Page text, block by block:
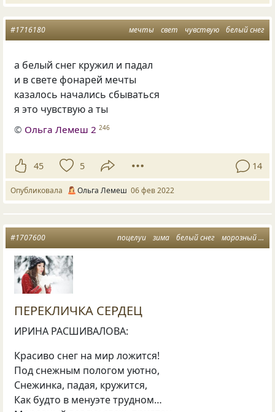
мечты свет чувствую белый снег
#1716180
а белый снег кружил и падал
и в свете фонарей мечты
казалось начались сбываться
я это чувствую а ты
© Ольга Лемеш 2 246
45 5 14
Опубликовала Ольга Лемеш 06 фев 2022
поцелуи зима белый снег морозный воздух
#1707600
ПЕРЕКЛИЧКА СЕРДЕЦ
ИРИНА РАСШИВАЛОВА:
Красиво снег на мир ложится!
Под снежным пологом уютно,
Снежинка, падая, кружится,
Как будто в менуэте трудном…